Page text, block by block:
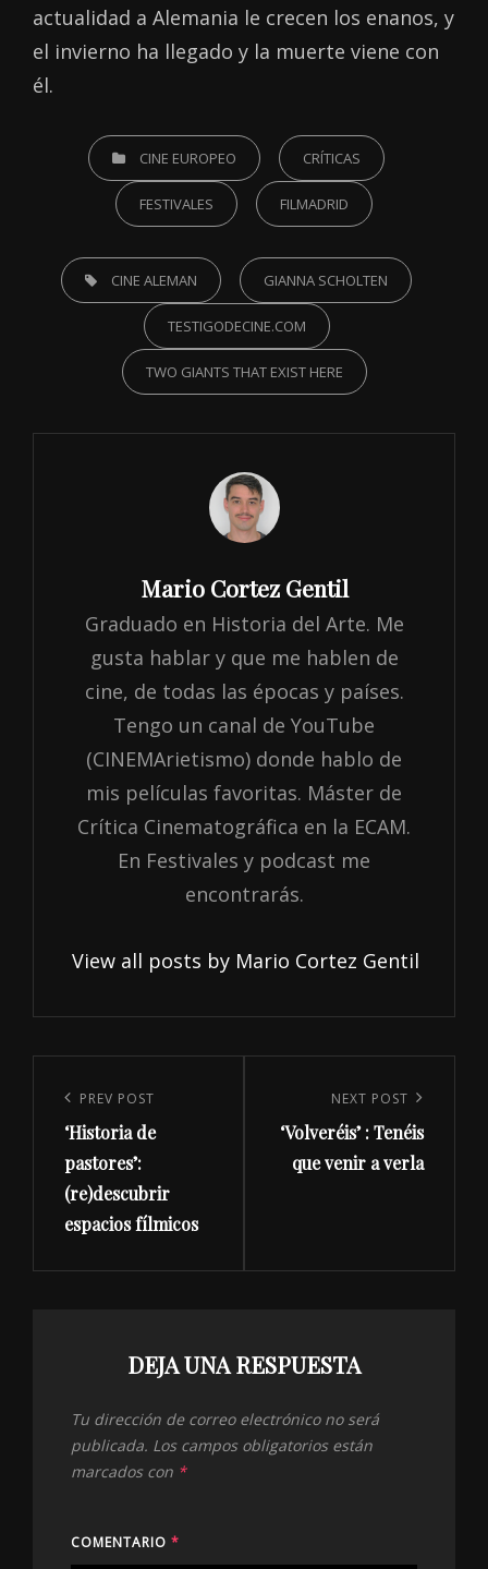
actualidad a Alemania le crecen los enanos, y
el invierno ha llegado y la muerte viene con
él.
CATEGORIESCINE EUROPEO CRÍTICAS
FESTIVALES FILMADRID
TAGS, CINE ALEMAN GIANNA SCHOLTEN
TESTIGODECINE.COM
TWO GIANTS THAT EXIST HERE
Author:
Mario Cortez Gentil
Graduado en Historia del Arte. Me
gusta hablar y que me hablen de
cine, de todas las épocas y países.
Tengo un canal de YouTube
(CINEMArietismo) donde hablo de
mis películas favoritas. Máster de
Crítica Cinematográfica en la ECAM.
En Festivales y podcast me
encontrarás.
View all posts by Mario Cortez Gentil
entradas
Previous
Post
PREV POST
‘Historia de
pastores’:
(re)descubrir
espacios fílmicos
Post
NEXT POST
‘Volveréis’ : Tenéis
que venir a verla
DEJA UNA RESPUESTA
Tu dirección de correo electrónico no será
publicada. Los campos obligatorios están
marcados con *
COMENTARIO *